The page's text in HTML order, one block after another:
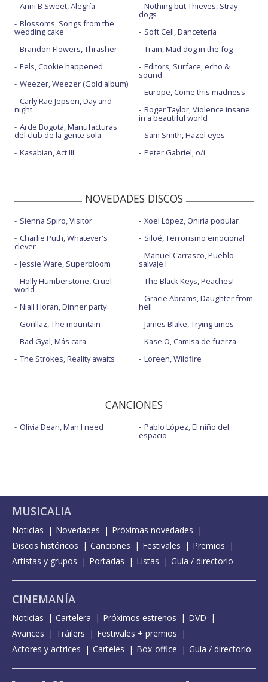
Anni B Sweet, Alegría
Blossoms, Songs from the
wedding cake
Brandon Flowers, Thrasher
Eels, Cookie happened
Weezer, Weezer (Gold album)
Carly Rae Jepsen, Day and
night
Arde Bogotá, Manufacturas
del club de la gente sola
Kasabian, Act III
Nothing but Thieves, Stray
dogs
Soft Cell, Danceteria
Train, Mad dog in the fog
Editors, Surface, echo &
sound
Europe, Come this madness
Roger Taylor, Violence insane
in a beautiful world
Sam Smith, Hazel eyes
Peter Gabriel, o/i
NOVEDADES DISCOS
Sienna Spiro, Visitor
Charlie Puth, Whatever's
clever
Jessie Ware, Superbloom
Holly Humberstone, Cruel
world
Niall Horan, Dinner party
Gorillaz, The mountain
Bad Gyal, Más cara
The Strokes, Reality awaits
Xoel López, Oniria popular
Siloé, Terrorismo emocional
Manuel Carrasco, Pueblo
salvaje I
The Black Keys, Peaches!
Gracie Abrams, Daughter from
hell
James Blake, Trying times
Kase.O, Camisa de fuerza
Loreen, Wildfire
CANCIONES
Olivia Dean, Man I need Pablo López, El niño del
espacio
MUSICALIA
Noticias Novedades
Próximas novedades
Discos históricos
Canciones Festivales
Premios
Artistas y grupos
Portadas Listas Guía / directorio
CINEMANÍA
Noticias Cartelera Próximos estrenos
DVD
Avances
Tráilers
Festivales + premios
Actores y actrices
Carteles Box-office Guía / directorio